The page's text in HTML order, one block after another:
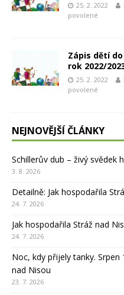
25. 2. 2022
povolené
Zápis dětí do
rok 2022/
25. 2. 2022
povolené
NEJNOVĚJŠÍ ČLÁNKY
Schillerův dub – živý svědek
3. 8. 2026
Detailně: Jak hospodařila
24. 7. 2026
Jak hospodařila Stráž nad
24. 7. 2026
Noc, kdy přijely tanky.
nad Nisou
23. 7. 2026